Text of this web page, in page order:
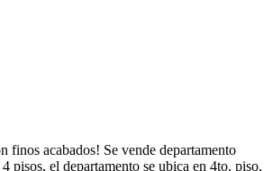
finos acabados! Se vende departamento
pisos, el departamento se ubica en 4to. piso,